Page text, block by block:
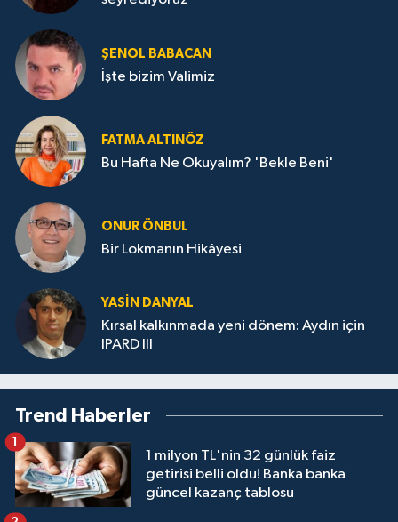
ŞENOL BABACAN
İşte bizim Valimiz
FATMA ALTINÖZ
Bu Hafta Ne Okuyalım? 'Bekle Beni'
ONUR ÖNBUL
Bir Lokmanın Hikâyesi
YASIN DANYAL
Kırsal kalkınmada yeni dönem: Aydın için
IPARD III
Trend Haberler
1 milyon TL'nin 32 günlük faiz
getirisi belli oldu! Banka banka
güncel kazanç tablosu
1